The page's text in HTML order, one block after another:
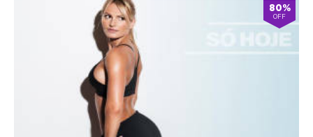
80%
OFF